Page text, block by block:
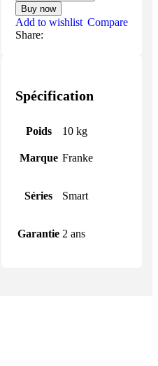
Buy now
Share:
Add to wishlist Compare
Spécification
Poids 10 kg
Marque Franke
Séries Smart
Garantie 2 ans